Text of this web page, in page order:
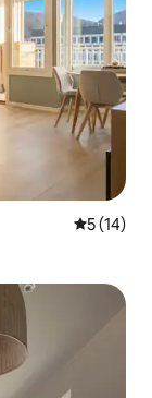
Keskmine
5 (14)